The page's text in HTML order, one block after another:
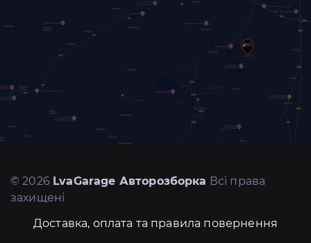
© 2026 LvaGarage Авторозборка Всі права
захищені
Доставка, оплата та правила повернення